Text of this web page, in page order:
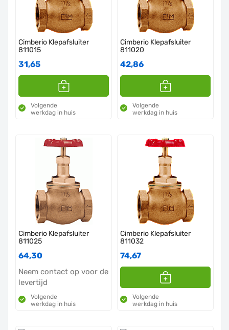
Cimberio Klepafsluiter
811015
31,65
Volgende
werkdag in huis
Cimberio Klepafsluiter
811020
42,86
Volgende
werkdag in huis
Cimberio Klepafsluiter
811025
64,30
Neem contact op voor de
levertijd
Volgende
werkdag in huis
Cimberio Klepafsluiter
811032
74,67
Volgende
werkdag in huis